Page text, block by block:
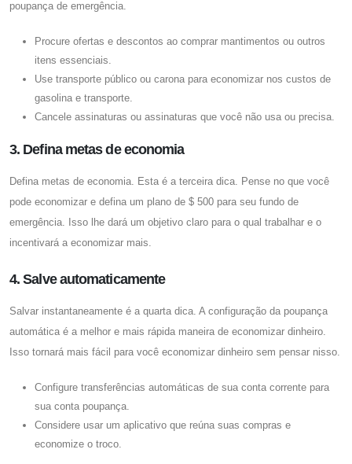
poupança de emergência.
Procure ofertas e descontos ao comprar mantimentos ou outros
itens essenciais.
Use transporte público ou carona para economizar nos custos de
gasolina e transporte.
Cancele assinaturas ou assinaturas que você não usa ou precisa.
3. Defina metas de economia
Defina metas de economia. Esta é a terceira dica. Pense no que você
pode economizar e defina um plano de $ 500 para seu fundo de
emergência. Isso lhe dará um objetivo claro para o qual trabalhar e o
incentivará a economizar mais.
4. Salve automaticamente
Salvar instantaneamente é a quarta dica. A configuração da poupança
automática é a melhor e mais rápida maneira de economizar dinheiro.
Isso tornará mais fácil para você economizar dinheiro sem pensar nisso.
Configure transferências automáticas de sua conta corrente para
sua conta poupança.
Considere usar um aplicativo que reúna suas compras e
economize o troco.